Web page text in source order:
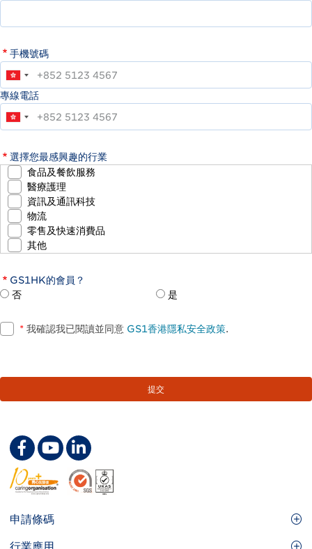
手機號碼
專線電話
選擇您最感興趣的行業
食品及餐飲服務
醫療護理
資訊及通訊科技
物流
零售及快速消費品
其他
GS1HK的會員？
否
是
* 我確認我已閱讀並同意 GS1香港隱私安全政策.
Footer
Site
申請條碼
GS1條碼